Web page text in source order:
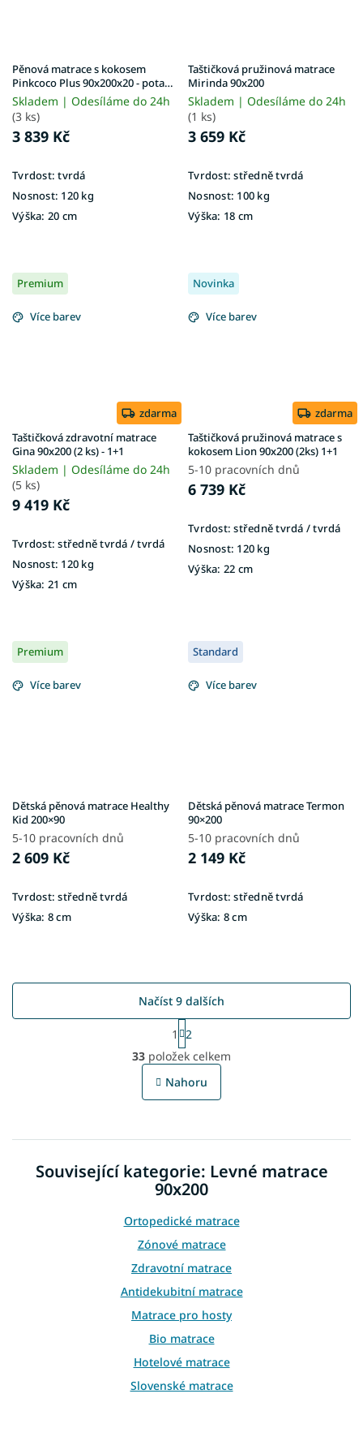
Pěnová matrace s kokosem
Pinkcoco Plus 90x200x20 - potah
Aloe Vera
Skladem | Odesíláme do 24h
(3 ks)
3 839 Kč
Tvrdost: tvrdá
Nosnost: 120 kg
Výška: 20 cm
Taštičková pružinová matrace
Mirinda 90x200
Skladem | Odesíláme do 24h
(1 ks)
3 659 Kč
Tvrdost: středně tvrdá
Nosnost: 100 kg
Výška: 18 cm
Premium
Více barev
zdarma
Taštičková zdravotní matrace
Gina 90x200 (2 ks) - 1+1
Skladem | Odesíláme do 24h
(5 ks)
9 419 Kč
Tvrdost: středně tvrdá / tvrdá
Nosnost: 120 kg
Výška: 21 cm
Novinka
Více barev
zdarma
Taštičková pružinová matrace s
kokosem Lion 90x200 (2ks) 1+1
5-10 pracovních dnů
6 739 Kč
Tvrdost: středně tvrdá / tvrdá
Nosnost: 120 kg
Výška: 22 cm
Premium
Více barev
Dětská pěnová matrace Healthy
Kid 200×90
5-10 pracovních dnů
2 609 Kč
Tvrdost: středně tvrdá
Výška: 8 cm
Standard
Více barev
Dětská pěnová matrace Termon
90×200
5-10 pracovních dnů
2 149 Kč
Tvrdost: středně tvrdá
Výška: 8 cm
O
v
l
c
p
r
k
y
v
ý
p
i
s
u
Načíst 9 dalších
S
t
r
á
n
á
1
2
33 položek celkem
Nahoru
Související kategorie: Levné matrace
90x200
Ortopedické matrace
Zónové matrace
Zdravotní matrace
Antidekubitní matrace
Matrace pro hosty
Bio matrace
Hotelové matrace
Slovenské matrace